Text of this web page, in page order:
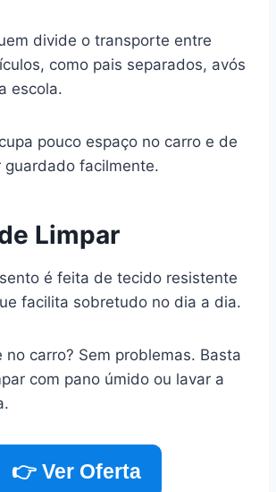
divide o transporte entre
como pais separados, avós
escola.
pouco espaço no carro e de
facilmente.
Limpar
é feita de tecido resistente
facilita sobretudo no dia a dia.
no carro? Sem problemas. Basta
com pano úmido ou lavar a
👉 Ver Oferta